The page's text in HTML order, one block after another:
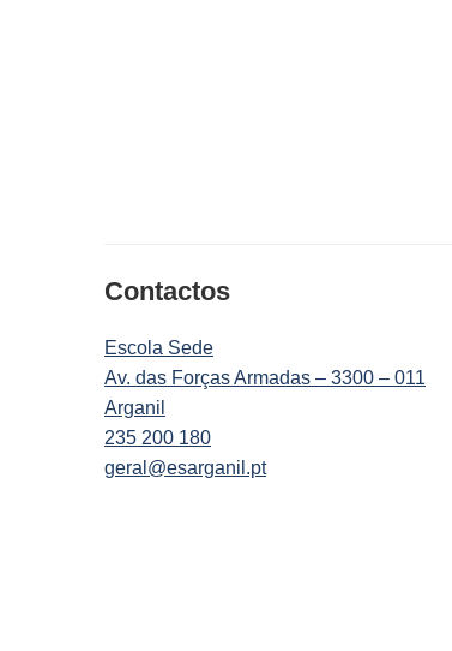
Contactos
Escola Sede
Av. das Forças Armadas – 3300 – 011
Arganil
235 200 180
geral@esarganil.pt